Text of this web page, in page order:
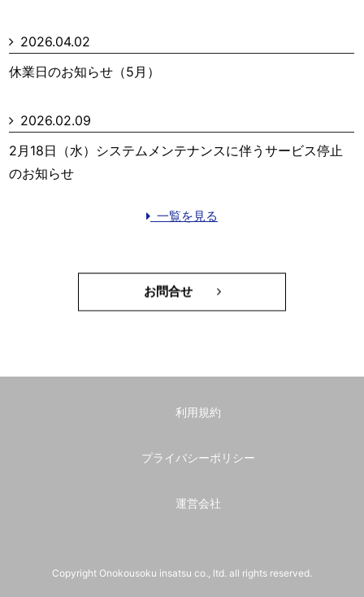
2026.04.02
休業日のお知らせ（5月）
2026.02.09
2月18日（水）システムメンテナンスに伴うサービス停止
のお知らせ
一覧を見る
利用規約
プライバシーポリシー
運営会社
Copyright Onokousoku insatsu co., ltd. all rights reserved.